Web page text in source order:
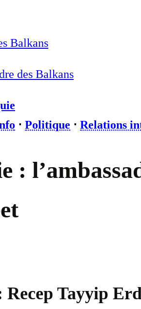
Balkans
des Balkans
⋅ Politique ⋅ Relations
:
Tayyip